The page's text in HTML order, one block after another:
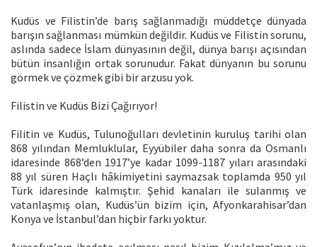
Kudüs ve Filistin’de barış sağlanmadığı müddetçe dünyada
barışın sağlanması mümkün değildir. Kudüs ve Filistin sorunu,
aslında sadece İslam dünyasının değil, dünya barışı açısından
bütün insanlığın ortak sorunudur. Fakat dünyanın bu sorunu
görmek ve çözmek gibi bir arzusu yok.
Filistin ve Kudüs Bizi Çağırıyor!
Filitin ve Kudüs, Tulunoğulları devletinin kuruluş tarihi olan
868 yılından Memluklular, Eyyübiler daha sonra da Osmanlı
idaresinde 868’den 1917’ye kadar 1099-1187 yıları arasındaki
88 yıl süren Haçlı hâkimiyetini saymazsak toplamda 950 yıl
Türk idaresinde kalmıştır. Şehid kanaları ile sulanmış ve
vatanlaşmış olan, Kudüs’ün bizim için, Afyonkarahisar’dan
Konya ve İstanbul’dan hiçbir farkı yoktur.